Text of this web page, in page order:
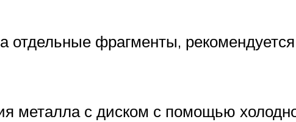
отдельные фрагменты,
металла с диском с помощью